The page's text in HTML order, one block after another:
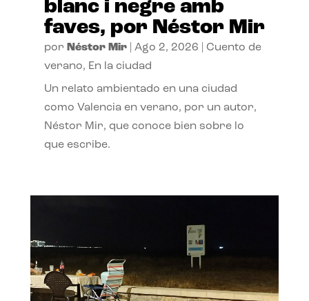
blanc i negre amb
faves, por Néstor Mir
por Néstor Mir| Ago 2, 2026
Cuento de
verano, En la ciudad
Un relato ambientado en una ciudad
como Valencia en verano, por un autor,
Néstor Mir, que conoce bien sobre lo
que escribe.